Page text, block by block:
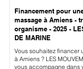
Financement pour
massage à Amiens -
organisme - 2025 -
DE MARINE
Vous souhaitez financer
à Amiens ? LES
vous accompagne dans